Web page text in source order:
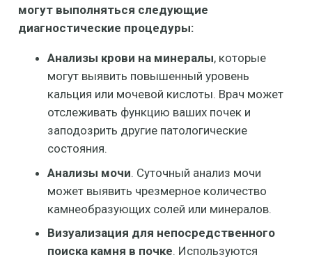
могут выполняться следующие
диагностические процедуры:
Анализы крови на минералы, которые
могут выявить повышенный уровень
кальция или мочевой кислоты. Врач может
отслеживать функцию ваших почек и
заподозрить другие патологические
состояния.
Анализы мочи. Суточный анализ мочи
может выявить чрезмерное количество
камнеобразующих солей или минералов.
Визуализация для непосредственного
поиска камня в почке. Используются